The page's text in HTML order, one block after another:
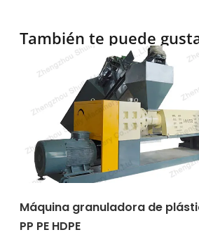
También te puede
Máquina granuladora de
PP PE HDPE